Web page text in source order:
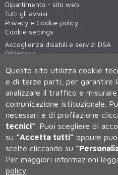
Dipartimento - sito web
Tutti gli avvisi
Privacy e Cookie policy
Cookie settings
Accoglienza disabili e servizi DSA
Biblioteca
WiFi - unisiWireless
Università degli Studi di
Rettorato, via Banchi di Sotto 55,
P.IVA 00273530527 | C.F.
Questo sito utilizza cookie
e di terze parti, per garantire
analizzare il traffico e
comunicazione istituzionale.
necessari e di profilazione
tecnici” Puoi scegliere di
su “Accetta tutti” oppure
scelte cliccando su
Per maggiori informazioni
policy